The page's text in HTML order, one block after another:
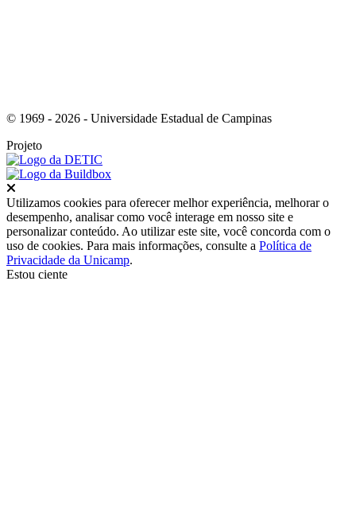
© 1969 - 2026 - Universidade Estadual de Campinas
Projeto
Utilizamos cookies para oferecer melhor experiência, melhorar o
desempenho, analisar como você interage em nosso site e
personalizar conteúdo. Ao utilizar este site, você concorda com o
uso de cookies. Para mais informações, consulte a Política de
Privacidade da Unicamp.
Estou ciente